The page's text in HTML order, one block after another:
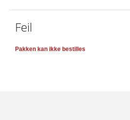
Feil
Pakken kan ikke bestilles